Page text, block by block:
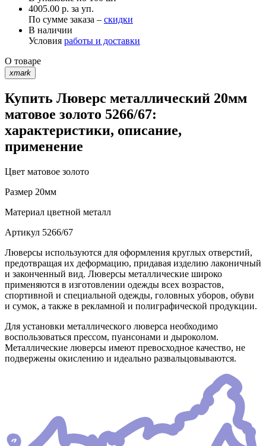
4005.00 р. за уп.
По сумме заказа – скидки
В наличии
Условия работы и доставки
О товаре
xmark
Купить Люверс металлический 20мм
матовое золото 5266/67:
характеристики, описание,
применение
Цвет матовое золото
Размер 20мм
Материал цветной металл
Артикул 5266/67
Люверсы используются для оформления круглых отверстий,
предотвращая их деформацию, придавая изделию лаконичный
и законченный вид. Люверсы металлические широко
применяются в изготовлении одежды всех возрастов,
спортивной и специальной одежды, головных уборов, обуви
и сумок, а также в рекламной и полиграфической продукции.
Для установки металлического люверса необходимо
воспользоваться прессом, пуансонами и дыроколом.
Металлические люверсы имеют превосходное качество, не
подвержены окислению и идеально развальцовываются.